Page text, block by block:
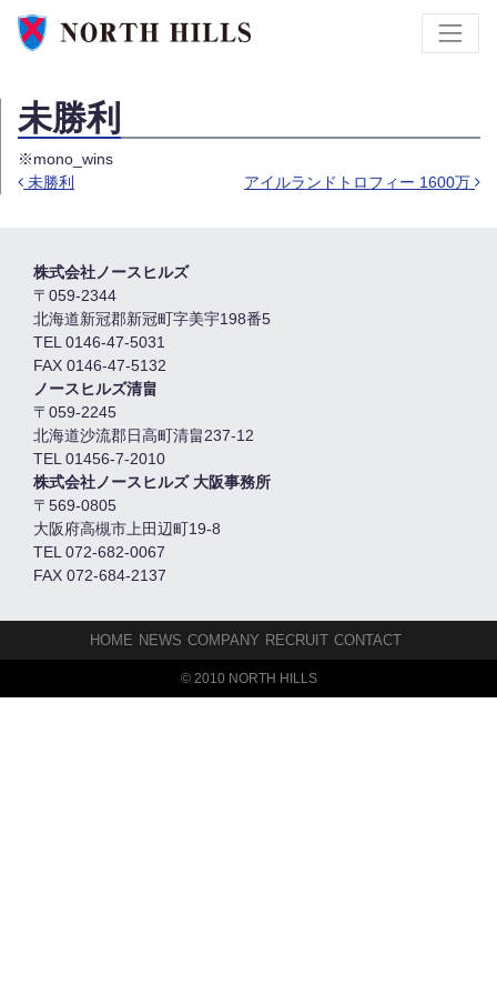
未勝利
※mono_wins
未勝利 アイルランドトロフィー 1600万
株式会社ノースヒルズ
〒059-2344
北海道新冠郡新冠町字美宇198番5
TEL 0146-47-5031
FAX 0146-47-5132
ノースヒルズ清畠
〒059-2245
北海道沙流郡日高町清畠237-12
TEL 01456-7-2010
株式会社ノースヒルズ 大阪事務所
〒569-0805
大阪府高槻市上田辺町19-8
TEL 072-682-0067
FAX 072-684-2137
HOME NEWS COMPANY RECRUIT CONTACT
© 2010 NORTH HILLS